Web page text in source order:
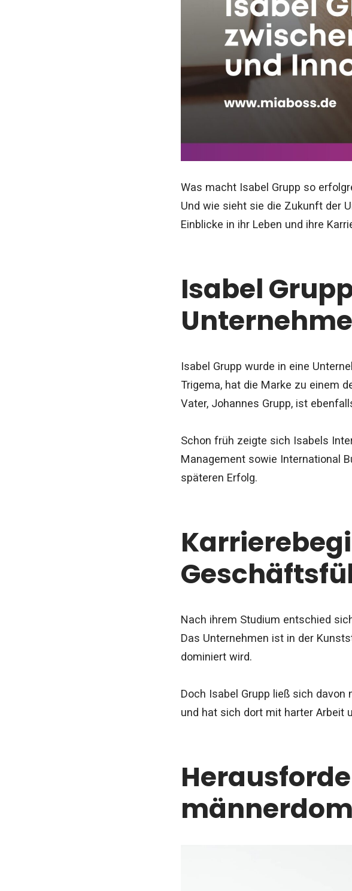
Was macht Isabel Grupp so
Und wie sieht sie die Zukunft der
Einblicke in ihr Leben und ihre
Isabel
Isabel Grupp wurde in eine
Trigema, hat die Marke zu einem
Vater, Johannes Grupp, ist
Schon früh zeigte sich Isabels
Management sowie International
späteren Erfolg.
Nach ihrem Studium entschied
Das Unternehmen ist in der
dominiert wird.
Doch Isabel Grupp ließ sich
und hat sich dort mit harter Arbeit